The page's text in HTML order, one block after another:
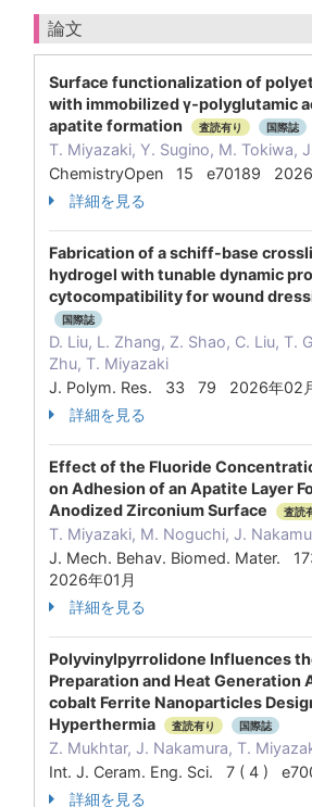
論文
Surface functionalization of
with immobilized γ‑polyglutamic
apatite formation
査読有り 国際誌
T. Miyazaki, Y. Sugino, M. Tokiwa,
ChemistryOpen 15 e70189 2026
詳細を見る
Fabrication of a schiff-base
hydrogel with tunable dynamic
cytocompatibility for wound
国際誌
D. Liu, L. Zhang, Z. Shao, C. Liu, T.
Zhu, T. Miyazaki
J. Polym. Res. 33 79 2026年02
詳細を見る
Effect of the Fluoride
on Adhesion of an Apatite Layer
Anodized Zirconium Surface
査読
T. Miyazaki, M. Noguchi, J.
J. Mech. Behav. Biomed. Mater.
2026年01月
詳細を見る
Polyvinylpyrrolidone Influences
Preparation and Heat Generation
cobalt Ferrite Nanoparticles
Hyperthermia
査読有り 国際誌
Z. Mukhtar, J. Nakamura, T.
Int. J. Ceram. Eng. Sci. 7 ( 4 )
詳細を見る